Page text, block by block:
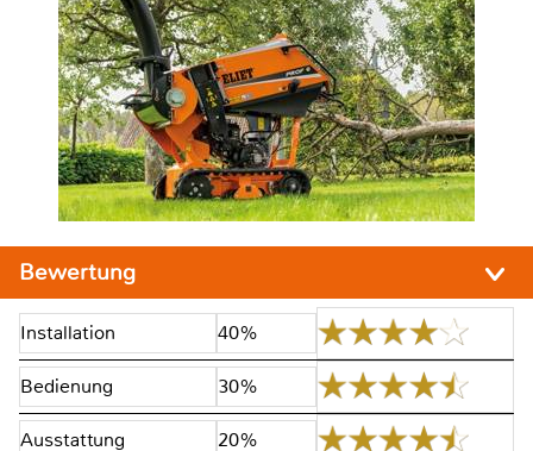
Bewertung
Installation 40%
Bedienung 30%
Ausstattung 20%